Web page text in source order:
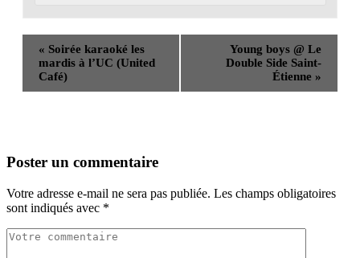
« Soirée karaoké les
mardis à l’UC (United
Café)
Young boys @ Le
Double Side Saint-
Étienne »
Poster un commentaire
Votre adresse e-mail ne sera pas publiée. Les champs obligatoires
sont indiqués avec *